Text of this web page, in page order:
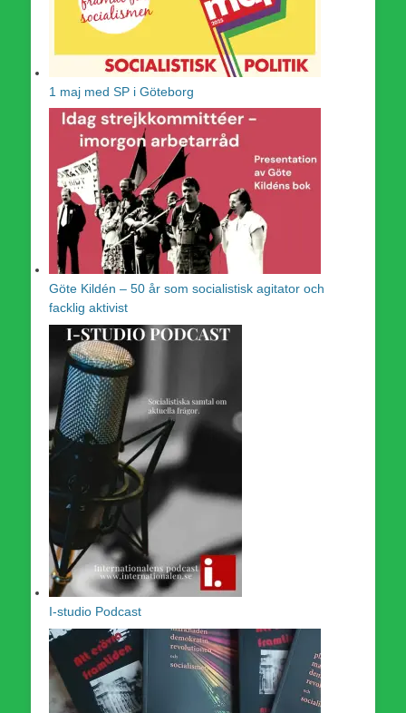
1 maj med SP i Göteborg
Göte Kildén – 50 år som socialistisk agitator och
facklig aktivist
I-studio Podcast